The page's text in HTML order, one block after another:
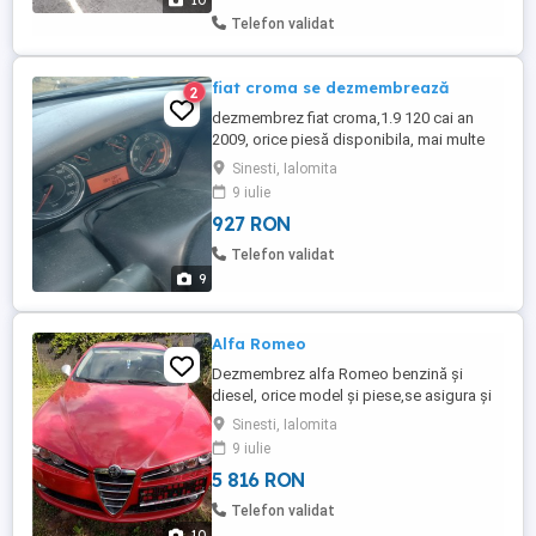
Telefon validat
9
2 fiat croma se dezmembrează
dezmembrez fiat croma,1.9 120 cai an
2009, orice piesă disponibila, mai multe
detalii la telefon 0768656924, Alex
Sinesti, Ialomita
9 iulie
927 RON
Telefon validat
Alfa Romeo
Dezmembrez alfa Romeo benzină și
diesel, orice model și piese,se asigura și
servicii mecanica ,Alex
Sinesti, Ialomita
9 iulie
5 816 RON
Telefon validat